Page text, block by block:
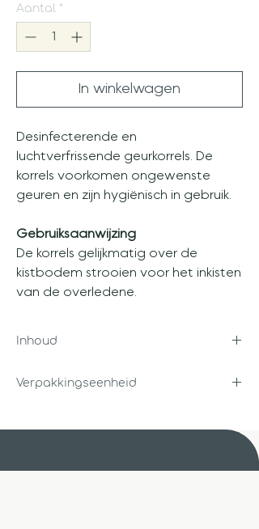
Aantal *
In winkelwagen
Desinfecterende en
luchtverfrissende geurkorrels. De
korrels voorkomen ongewenste
geuren en zijn hygiënisch in gebruik.
Gebruiksaanwijzing
De korrels gelijkmatig over de
kistbodem strooien voor het inkisten
van de overledene.
Inhoud
Verpakkingseenheid